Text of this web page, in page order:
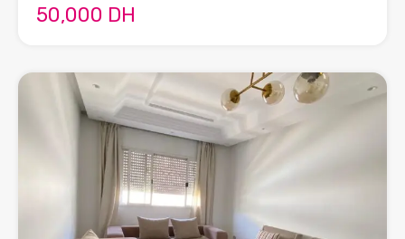
50,000 DH